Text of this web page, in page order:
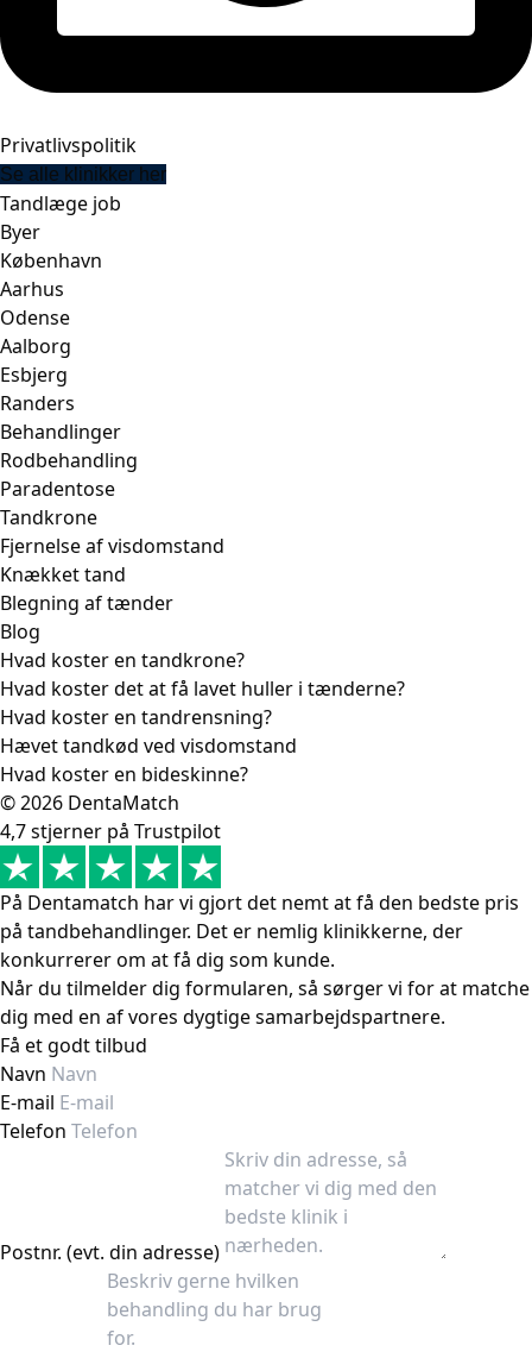
Privatlivspolitik
Se alle klinikker her
Tandlæge job
Byer
København
Aarhus
Odense
Aalborg
Esbjerg
Randers
Behandlinger
Rodbehandling
Paradentose
Tandkrone
Fjernelse af visdomstand
Knækket tand
Blegning af tænder
Blog
Hvad koster en tandkrone?
Hvad koster det at få lavet huller i tænderne?
Hvad koster en tandrensning?
Hævet tandkød ved visdomstand
Hvad koster en bideskinne?
© 2026 DentaMatch
4,7 stjerner på Trustpilot
På Dentamatch har vi gjort det nemt at få den bedste pris
på tandbehandlinger. Det er nemlig klinikkerne, der
konkurrerer om at få dig som kunde.
Når du tilmelder dig formularen, så sørger vi for at matche
dig med en af vores dygtige samarbejdspartnere.
Få et godt tilbud
Navn
E-mail
Telefon
Postnr. (evt. din adresse)